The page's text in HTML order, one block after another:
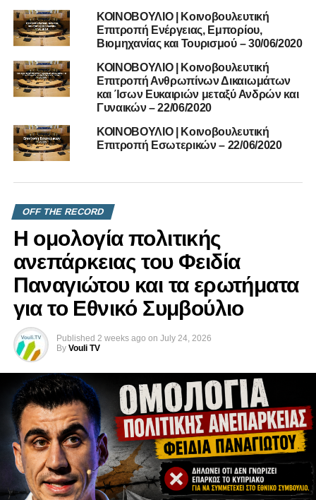
ΖΩΝΤΑΝΗ ΔΙΑΔΙΚΤΥΑΚΗ ΣΥΖΗΤΗΣΗ ΟΠΕΚ (
LIVE Τετάρτη 10/06, 5μμ)
ΚΟΙΝΟΒΟΥΛΙΟ | Κοινοβουλευτική
Επιτροπή Ενέργειας, Εμπορίου,
Βιομηχανίας και Τουρισμού – 30/06/2020
ΚΟΙΝΟΒΟΥΛΙΟ | Κοινοβουλευτική
Επιτροπή Ανθρωπίνων Δικαιωμάτων
και Ίσων Ευκαιριών μεταξύ Ανδρών και
Γυναικών – 22/06/2020
ΚΟΙΝΟΒΟΥΛΙΟ | Κοινοβουλευτική
Επιτροπή Εσωτερικών – 22/06/2020
OFF THE RECORD
Η ομολογία πολιτικής
ανεπάρκειας του Φειδία
Παναγιώτου και τα ερωτήματα
για το Εθνικό Συμβούλιο
Published 2 weeks ago on July 24, 2026
By Vouli TV